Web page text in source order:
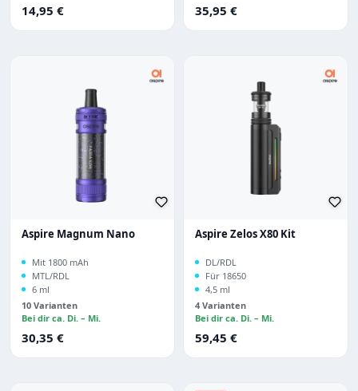
Regulärer Preis:
14,95 € Regulärer Preis:
35,95 €
Aspire Magnum Nano
Mit 1800 mAh
MTL/RDL
6 ml
10 Varianten
Bei dir ca. Di. – Mi.
Regulärer Preis:
30,35 €
Aspire Zelos X80 Kit
DL/RDL
Für 18650
4,5 ml
4 Varianten
Bei dir ca. Di. – Mi.
Regulärer Preis:
59,45 €